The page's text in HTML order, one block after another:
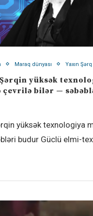
Maraq dünyası Yaxın Şərq
yüksək
çevrilə bilər —
yüksək texnologiya
budur Güclü elmi-